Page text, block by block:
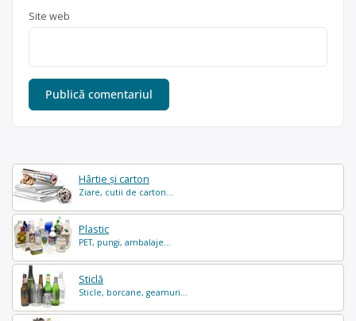
Hârtie și carton
Ziare, cutii de carton...
Plastic
PET, pungi, ambalaje...
Sticlă
Sticle, borcane, geamuri...
Site web